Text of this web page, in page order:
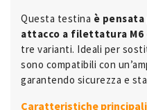
Questa testina è
attacco a filettatura M6
tre varianti. Ideali per
sono compatibili con
garantendo sicurezza e
Caratteristiche principali